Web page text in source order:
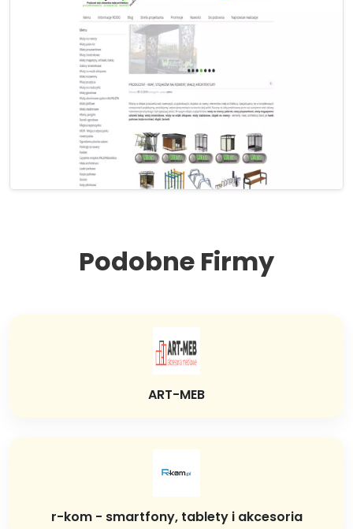
Podobne Firmy
ART-MEB
r-kom - smartfony, tablety i akcesoria